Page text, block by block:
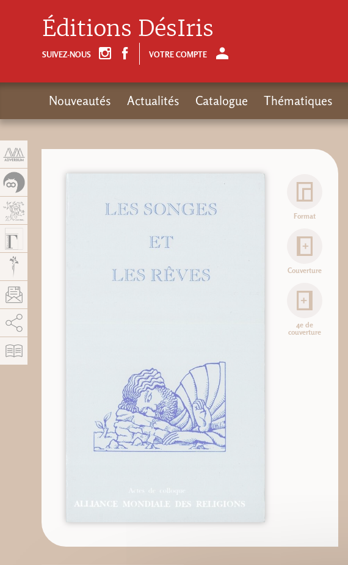
Format
Couverture
4e de
couverture
Éditions DésIris
SUIVEZ-NOUS VOTRE COMPTE
Nouveautés Actualités Catalogue Thématiques